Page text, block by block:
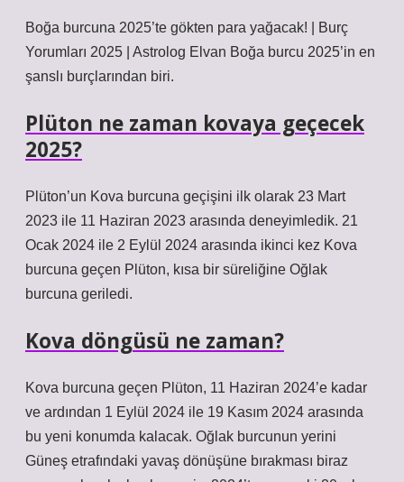
Boğa burcuna 2025’te gökten para yağacak! | Burç
Yorumları 2025 | Astrolog Elvan Boğa burcu 2025’in en
şanslı burçlarından biri.
Plüton ne zaman kovaya geçecek
2025?
Plüton’un Kova burcuna geçişini ilk olarak 23 Mart
2023 ile 11 Haziran 2023 arasında deneyimledik. 21
Ocak 2024 ile 2 Eylül 2024 arasında ikinci kez Kova
burcuna geçen Plüton, kısa bir süreliğine Oğlak
burcuna geriledi.
Kova döngüsü ne zaman?
Kova burcuna geçen Plüton, 11 Haziran 2024’e kadar
ve ardından 1 Eylül 2024 ile 19 Kasım 2024 arasında
bu yeni konumda kalacak. Oğlak burcunun yerini
Güneş etrafındaki yavaş dönüşüne bırakması biraz